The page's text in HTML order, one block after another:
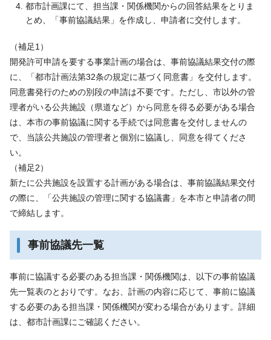
都市計画課にて、担当課・関係機関からの回答結果をとりま
とめ、「事前協議結果」を作成し、申請者に交付します。
（補足1）
開発許可申請を要する事業計画の場合は、事前協議結果交付の際
に、「都市計画法第32条の規定に基づく同意書」を交付します。
同意書発行のための別段の申請は不要です。ただし、市以外の管
理者がいる公共施設（県道など）から同意を得る必要がある場合
は、本市の事前協議に関する手続では同意書を交付しませんの
で、当該公共施設の管理者と個別に協議し、同意を得てくださ
い。
（補足2）
新たに公共施設を設置する計画がある場合は、事前協議結果交付
の際に、「公共施設の管理に関する協議書」を本市と申請者の間
で締結します。
事前協議先一覧
事前に協議する必要のある担当課・関係機関は、以下の事前協議
先一覧表のとおりです。なお、計画の内容に応じて、事前に協議
する必要のある担当課・関係機関が変わる場合があります。詳細
は、都市計画課にご確認ください。